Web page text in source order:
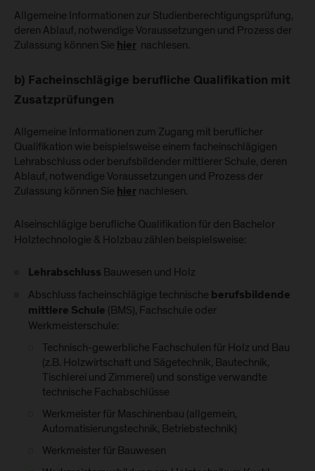
Allgemeine Informationen zur Studienberechtigungsprüfung,
deren Ablauf, notwendige Voraussetzungen und Prozess der
Zulassung können Sie hier nachlesen.
b) Facheinschlägige berufliche Qualifikation mit
Zusatzprüfungen
Allgemeine Informationen zum Zugang mit beruflicher
Qualifikation wie beispielsweise einem facheinschlägigen
Lehrabschluss oder berufsbildender mittlerer Schule, deren
Ablauf, notwendige Voraussetzungen und Prozess der
Zulassung können Sie hier nachlesen.
Alseinschlägige berufliche Qualifikation für den Bachelor
Holztechnologie & Holzbau zählen beispielsweise:
Lehrabschluss Bauwesen und Holz
Abschluss facheinschlägige technische berufsbildende
mittlere Schule (BMS), Fachschule oder
Werkmeisterschule:
Technisch-gewerbliche Fachschulen für Holz und Bau
(z.B. Holzwirtschaft und Sägetechnik, Bautechnik,
Tischlerei und Zimmerei) und sonstige verwandte
technische Fachabschlüsse
Werkmeister für Maschinenbau (allgemein,
Automatisierungstechnik, Betriebstechnik)
Werkmeister für Bauwesen